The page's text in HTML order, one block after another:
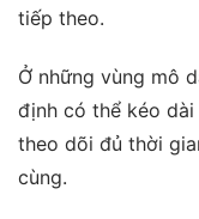
tiếp theo.
Ở những vùng mô
định có thể kéo dài
theo dõi đủ thời
cùng.